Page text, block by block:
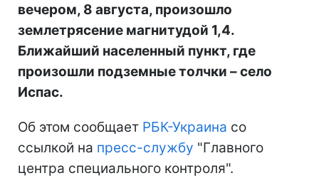
вечером, 8 августа, произошло
землетрясение магнитудой 1,4.
Ближайший населенный пункт, где
произошли подземные толчки – село
Испас.
Об этом сообщает РБК-Украина со
ссылкой на пресс-службу "Главного
центра специального контроля".